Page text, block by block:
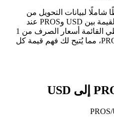
لبيانات التحويل من
USD إلى PROS، يُظهر علاقة القيمة بين USD وPROS عند
مبالغ تحويل شائعة مختلفة. تغطي القائمة أسعار الصرف من 1
USD إلى 100,000 USD إلى PROS، مما يُتيح لك فهم قيمة كل
PROS/